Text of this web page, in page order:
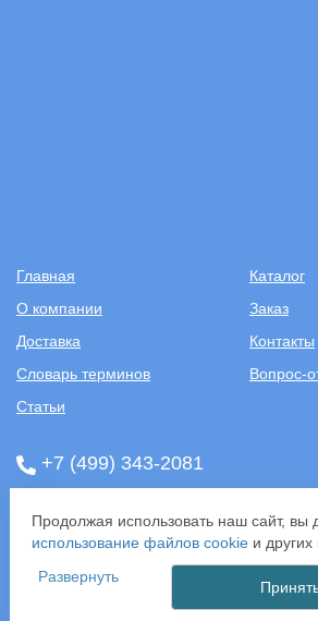
Главная
Каталог
О компании
Заказ
Доставка
Контакты
Словарь терминов
Вопрос-
Статьи
+7 (499) 343-2081
ИНН: 7731286301
ОГРН: 1157746583092
121357, г. Москва, ул. Верейская, д. 29,
Продолжая использовать наш сайт, вы
использование файлов cookieи других
данных (включая IP-адрес, сведения о
устройстве, действиях на сайте и т. п.)
функционирования сайта, проведения
Развернуть